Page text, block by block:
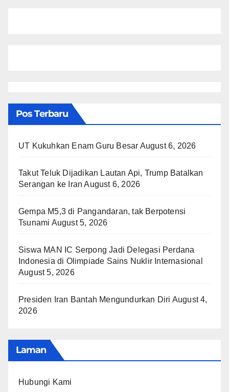
Pos Terbaru
UT Kukuhkan Enam Guru Besar August 6, 2026
Takut Teluk Dijadikan Lautan Api, Trump Batalkan
Serangan ke Iran August 6, 2026
Gempa M5,3 di Pangandaran, tak Berpotensi
Tsunami August 5, 2026
Siswa MAN IC Serpong Jadi Delegasi Perdana
Indonesia di Olimpiade Sains Nuklir Internasional
August 5, 2026
Presiden Iran Bantah Mengundurkan Diri August 4,
2026
Laman
Hubungi Kami